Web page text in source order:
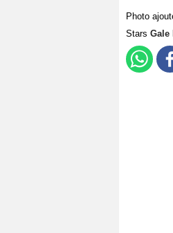
Photo
Stars Gale